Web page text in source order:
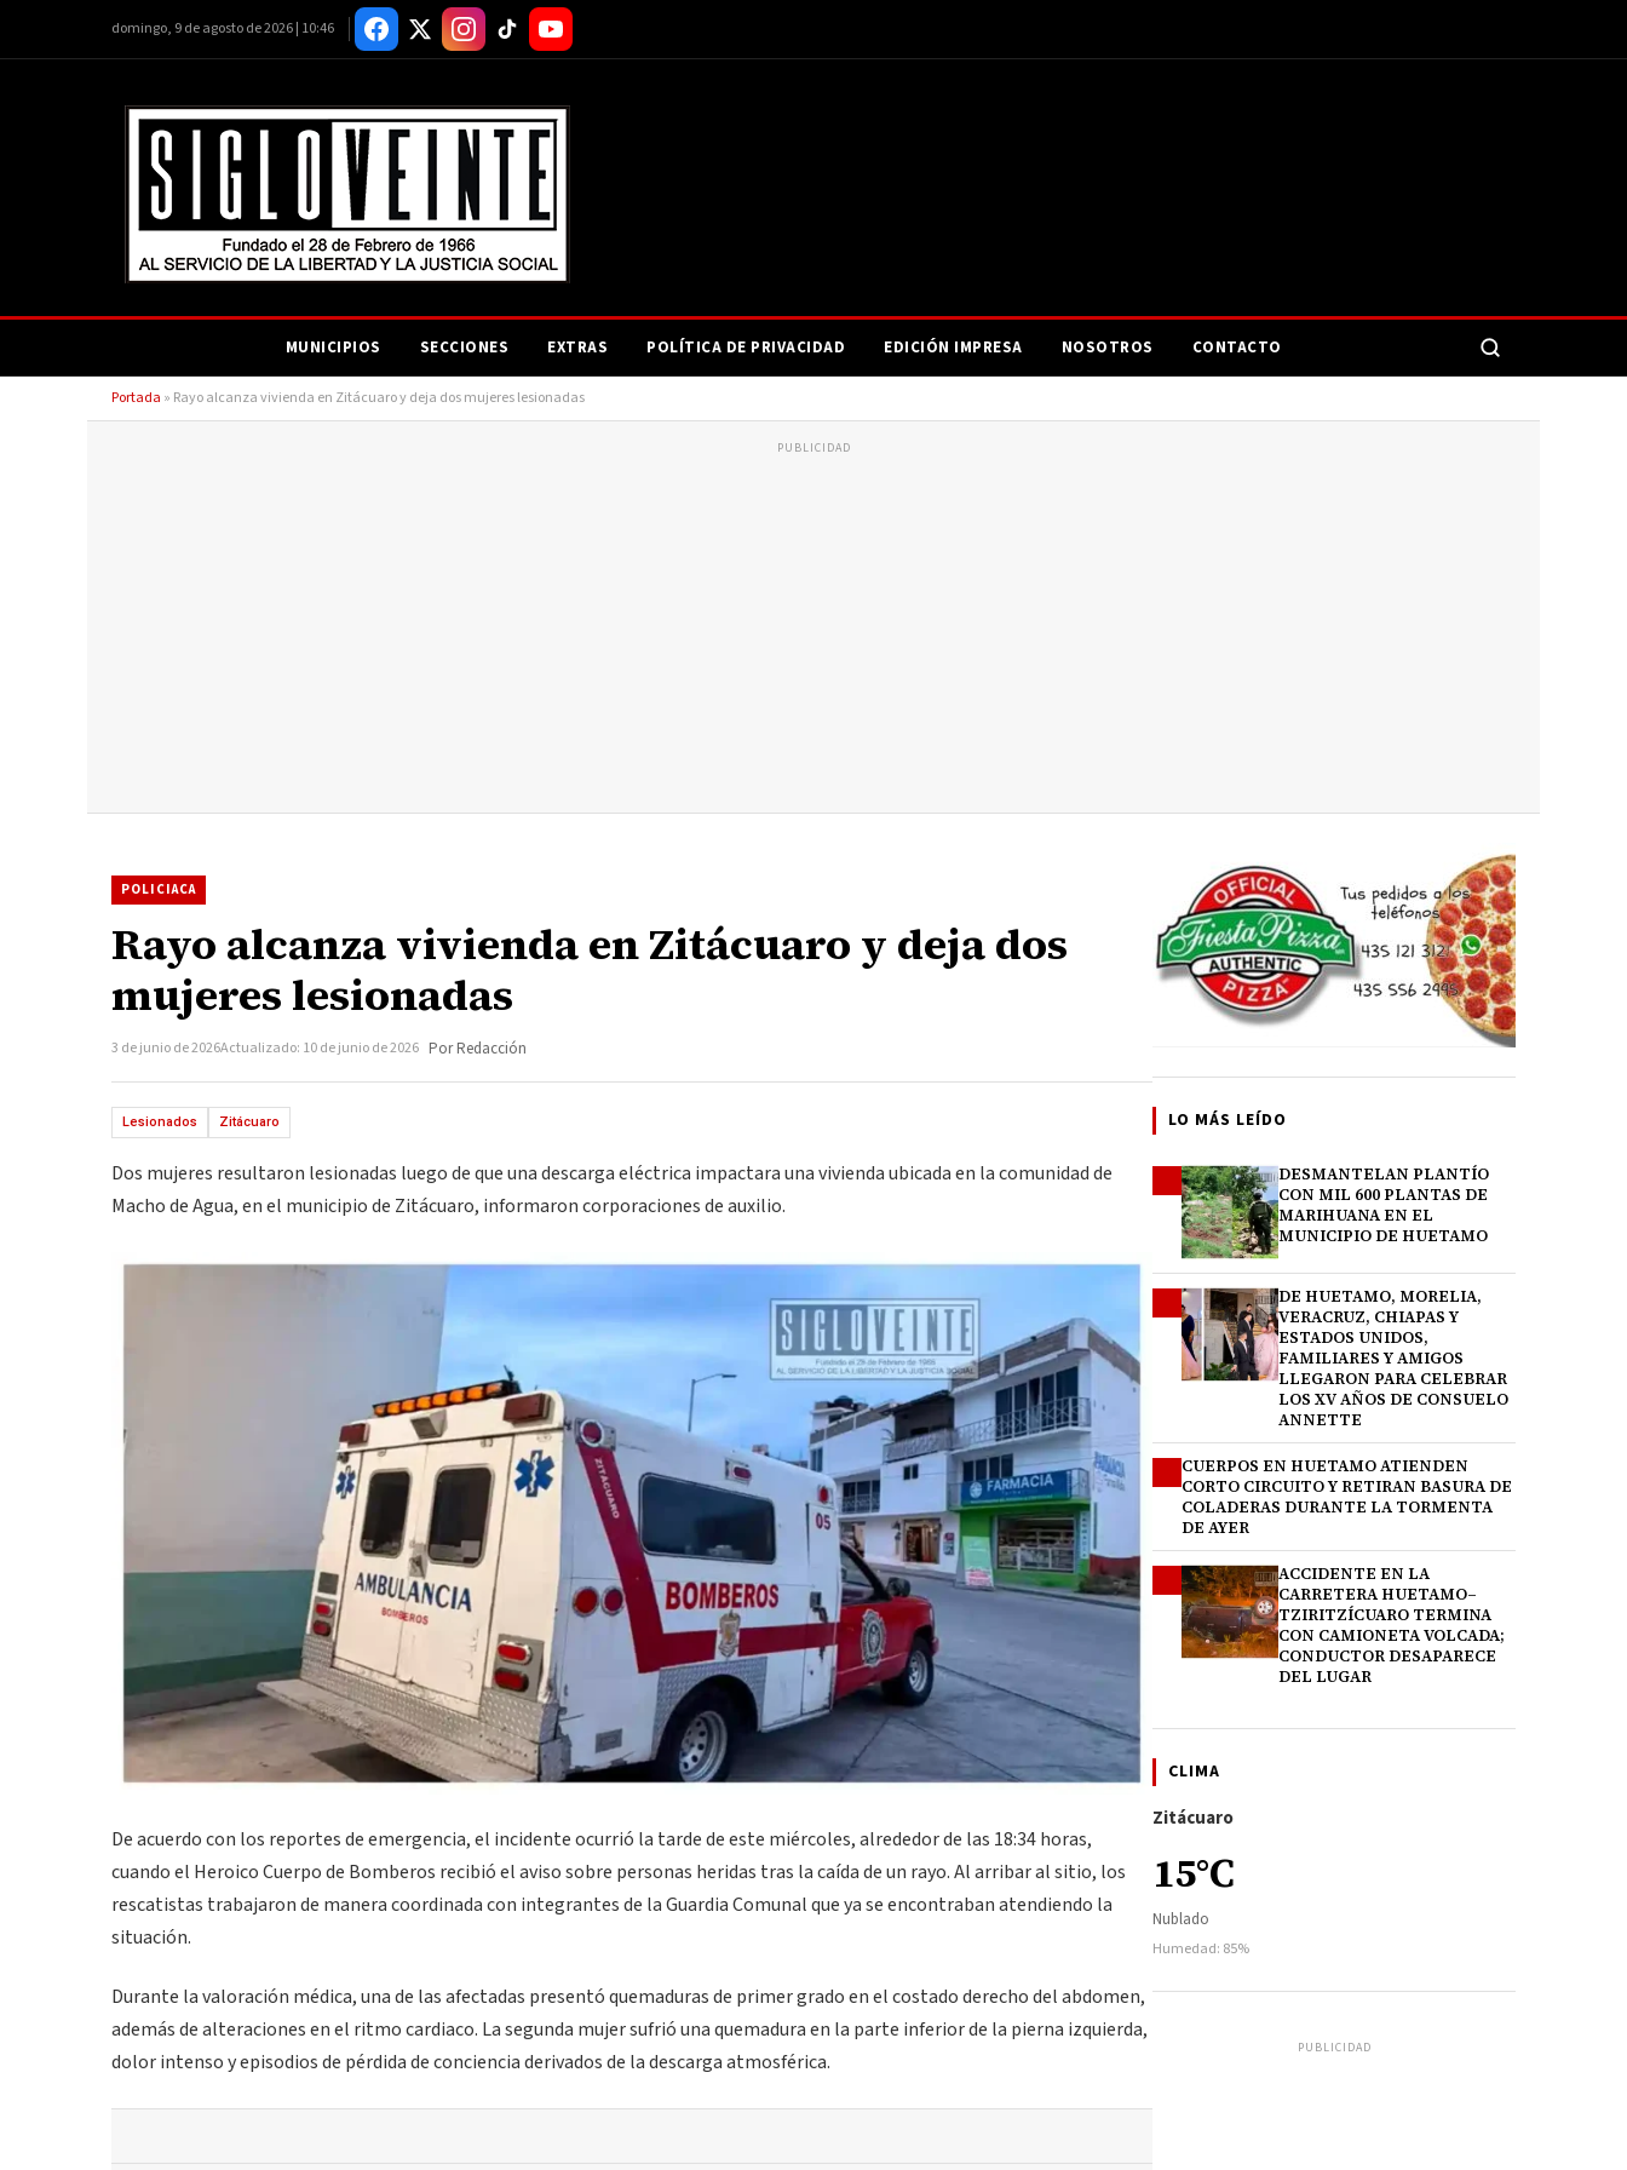
domingo, 9 de agosto de 2026 | 10:46
MUNICIPIOS SECCIONES EXTRAS POLÍTICA DE PRIVACIDAD EDICIÓN IMPRESA NOSOTROS CONTACTO
Portada » Rayo alcanza vivienda en Zitácuaro y deja dos mujeres lesionadas
PUBLICIDAD
POLICIACA
Rayo alcanza vivienda en Zitácuaro y deja dos
mujeres lesionadas
3 de junio de 2026Actualizado: 10 de junio de 2026 Por Redacción
Lesionados Zitácuaro
Dos mujeres resultaron lesionadas luego de que una descarga eléctrica impactara una vivienda ubicada en la comunidad de
Macho de Agua, en el municipio de Zitácuaro, informaron corporaciones de auxilio.
De acuerdo con los reportes de emergencia, el incidente ocurrió la tarde de este miércoles, alrededor de las 18:34 horas,
cuando el Heroico Cuerpo de Bomberos recibió el aviso sobre personas heridas tras la caída de un rayo. Al arribar al sitio, los
rescatistas trabajaron de manera coordinada con integrantes de la Guardia Comunal que ya se encontraban atendiendo la
situación.
Durante la valoración médica, una de las afectadas presentó quemaduras de primer grado en el costado derecho del abdomen,
además de alteraciones en el ritmo cardiaco. La segunda mujer sufrió una quemadura en la parte inferior de la pierna izquierda,
dolor intenso y episodios de pérdida de conciencia derivados de la descarga atmosférica.
LO MÁS LEÍDO
DESMANTELAN PLANTÍO
CON MIL 600 PLANTAS DE
MARIHUANA EN EL
MUNICIPIO DE HUETAMO
DE HUETAMO, MORELIA,
VERACRUZ, CHIAPAS Y
ESTADOS UNIDOS,
FAMILIARES Y AMIGOS
LLEGARON PARA CELEBRAR
LOS XV AÑOS DE CONSUELO
ANNETTE
CUERPOS EN HUETAMO ATIENDEN
CORTO CIRCUITO Y RETIRAN BASURA DE
COLADERAS DURANTE LA TORMENTA
DE AYER
ACCIDENTE EN LA
CARRETERA HUETAMO–
TZIRITZÍCUARO TERMINA
CON CAMIONETA VOLCADA;
CONDUCTOR DESAPARECE
DEL LUGAR
CLIMA
Zitácuaro
15°C
Nublado
Humedad: 85%
PUBLICIDAD